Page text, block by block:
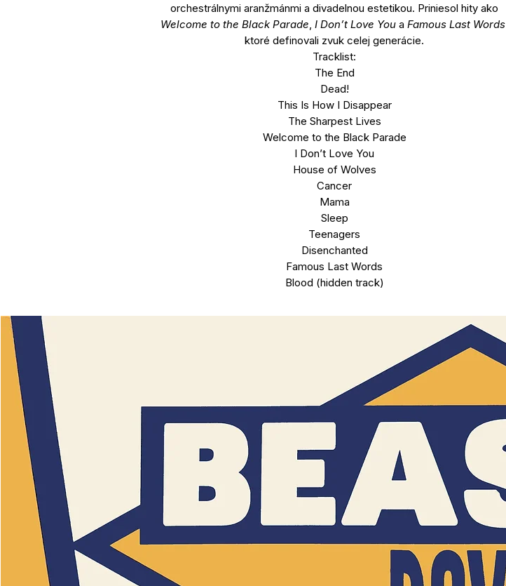
orchestrálnymi aranžmánmi a divadelnou estetikou. Priniesol hity ako
Welcome to the Black Parade I Don’t Love Youa Famous Last Words
ktoré definovali zvuk celej generácie.
Tracklist:
The End
Dead!
This Is How I Disappear
The Sharpest Lives
Welcome to the Black Parade
I Don’t Love You
House of Wolves
Cancer
Mama
Sleep
Teenagers
Disenchanted
Famous Last Words
Blood (hidden track)